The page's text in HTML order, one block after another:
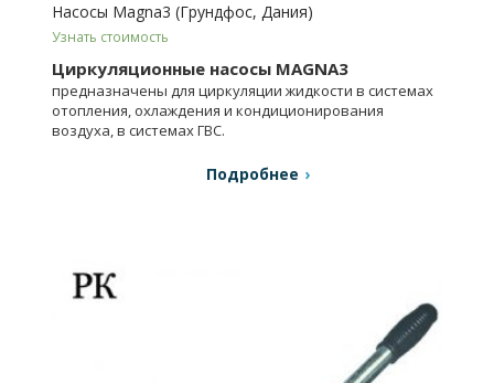
Насосы Magna3 (Грундфос, Дания)
Узнать стоимость
Циркуляционные насосы MAGNA3
предназначены для циркуляции жидкости в системах
отопления, охлаждения и кондиционирования
воздуха, в системах ГВС.
Подробнее